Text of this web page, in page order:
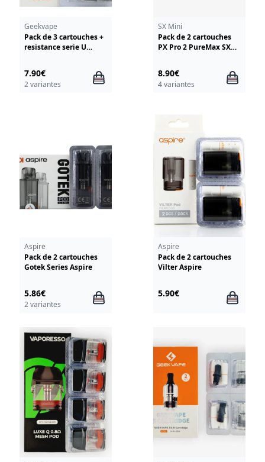
Geekvape
Pack de 3 cartouches +
resistance serie U
7.90€
2 variantes
SX Mini
Pack de 2 cartouches
PX Pro 2 PureMax SX
8.90€
4 variantes
Aspire
Pack de 2 cartouches
Gotek Series Aspire
5.86€
2 variantes
Aspire
Pack de 2 cartouches
Vilter Aspire
5.90€